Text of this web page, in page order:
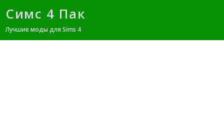
Симс 4 Пак
Лучшие моды для Sims 4